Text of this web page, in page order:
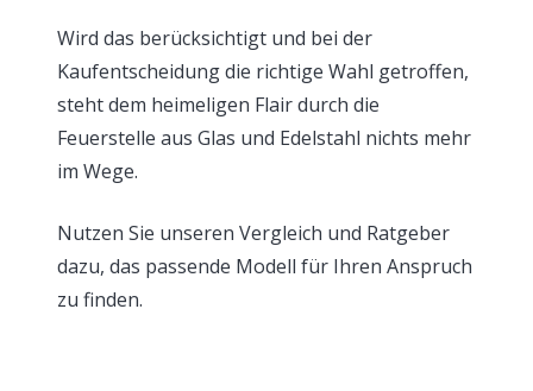
Wird das berücksichtigt und bei der
Kaufentscheidung die richtige Wahl getroffen,
steht dem heimeligen Flair durch die
Feuerstelle aus Glas und Edelstahl nichts mehr
im Wege.
Nutzen Sie unseren Vergleich und Ratgeber
dazu, das passende Modell für Ihren Anspruch
zu finden.